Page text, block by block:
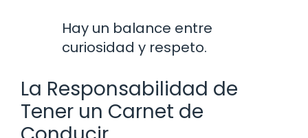
Hay un balance entre
curiosidad y respeto.
La Responsabilidad de
Tener un Carnet de